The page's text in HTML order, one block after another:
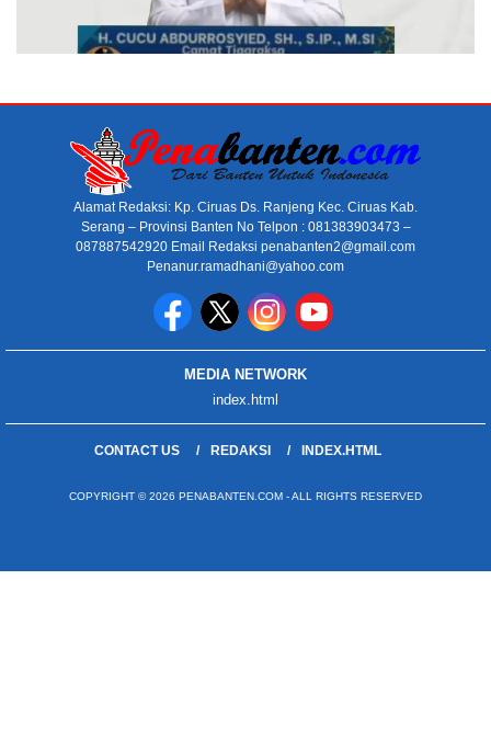
Alamat Redaksi: Kp. Ciruas Ds. Ranjeng Kec. Ciruas Kab.
Serang – Provinsi Banten No Telpon : 081383903473 –
087887542920 Email Redaksi penabanten2@gmail.com
Penanur.ramadhani@yahoo.com
MEDIA NETWORK
index.html
CONTACT US REDAKSI INDEX.HTML
COPYRIGHT © 2026 PENABANTEN.COM - ALL RIGHTS RESERVED